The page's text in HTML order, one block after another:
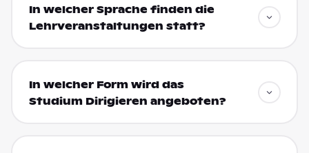
In welcher Sprache finden die
Lehrveranstaltungen statt?
In welcher Form wird das
Studium Dirigieren angeboten?